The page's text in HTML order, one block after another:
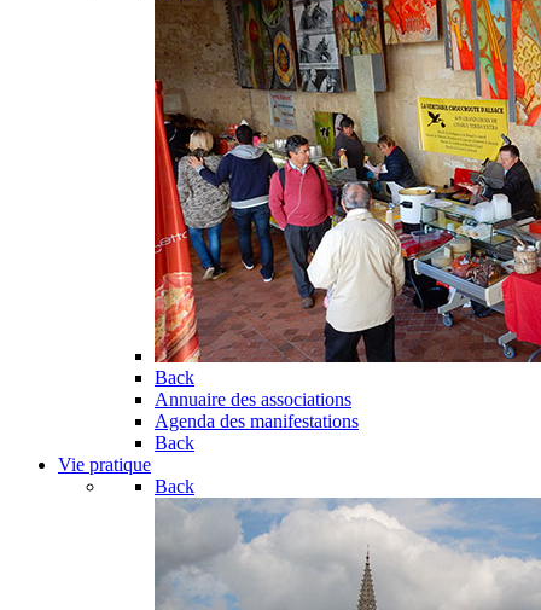
Back
Annuaire des associations
Agenda des manifestations
Back
Vie pratique
Back